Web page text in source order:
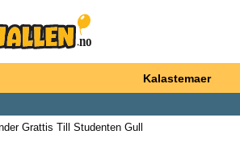
AB
Kalastemaer
Grattis Till Studenten Gull